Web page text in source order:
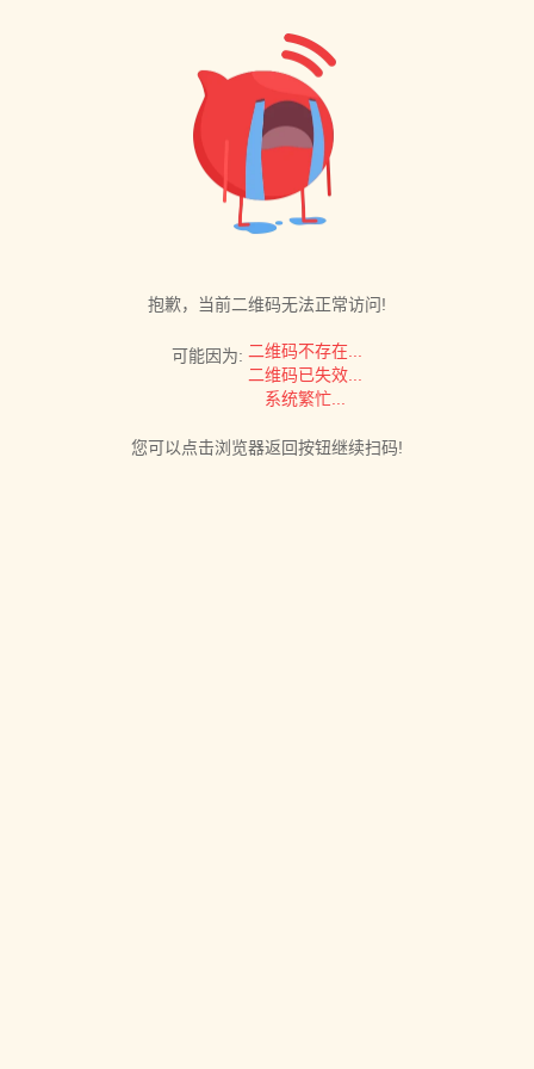
抱歉，当前二维码无法正常访问!
可能因为: 二维码不存在...
二维码已失效...
系统繁忙...
您可以点击浏览器返回按钮继续扫码!